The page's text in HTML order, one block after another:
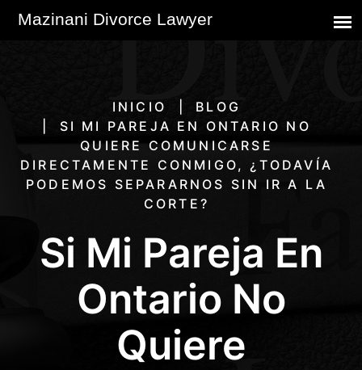
INICIO
BLOG
SI MI PAREJA EN ONTARIO NO
QUIERE COMUNICARSE
DIRECTAMENTE CONMIGO, ¿TODAVÍA
PODEMOS SEPARARNOS SIN IR A LA
CORTE?
Si Mi Pareja En
Ontario No
Quiere